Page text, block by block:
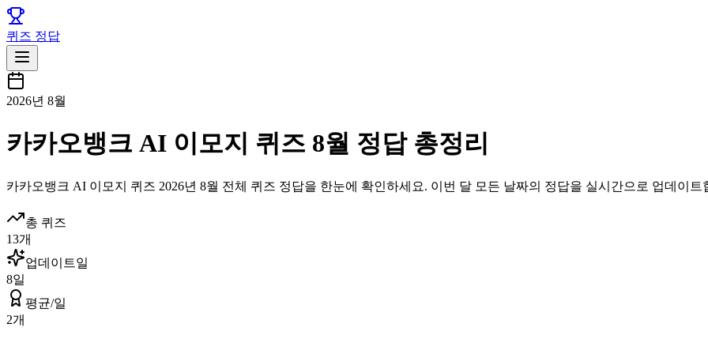
퀴즈 정답
2026년 8월
카카오뱅크 AI 이모지 퀴즈 8월 정답 총정리
카카오뱅크 AI 이모지 퀴즈 2026년 8월 전체 퀴즈 정답을 한눈에 확인하세요. 이번 달 모든 날짜의 정답을 실시간으로 업데이트
총 퀴즈
13개
업데이트일
8일
평균/일
2개